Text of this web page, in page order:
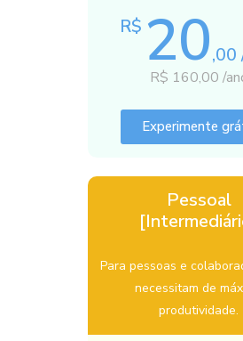
R$ 20,00
R$ 160,00 /
Experimente
Pessoal
Para pessoas e
necessitam de
produtividade.